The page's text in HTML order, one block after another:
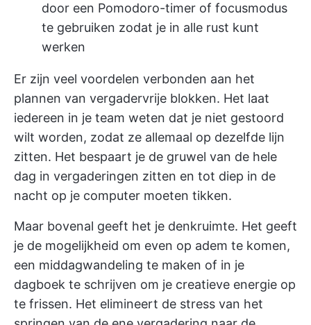
door een Pomodoro-timer of focusmodus
te gebruiken zodat je in alle rust kunt
werken
Er zijn veel voordelen verbonden aan het
plannen van vergadervrije blokken. Het laat
iedereen in je team weten dat je niet gestoord
wilt worden, zodat ze allemaal op dezelfde lijn
zitten. Het bespaart je de gruwel van de hele
dag in vergaderingen zitten en tot diep in de
nacht op je computer moeten tikken.
Maar bovenal geeft het je denkruimte. Het geeft
je de mogelijkheid om even op adem te komen,
een middagwandeling te maken of in je
dagboek te schrijven om je creatieve energie op
te frissen. Het elimineert de stress van het